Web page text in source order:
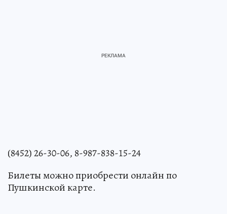
(8452) 26-30-06, 8-987-838-15-24
Билеты можно приобрести онлайн по
Пушкинской карте.